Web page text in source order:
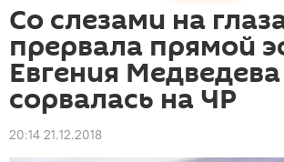
Со слезами на
прервала прямой
Евгения Медведева
сорвалась на ЧР
20:14 21.12.2018